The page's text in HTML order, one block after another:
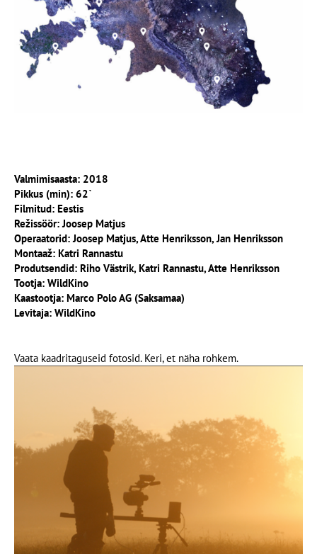
Valmimisaasta: 2018
Pikkus (min): 62`
Filmitud: Eestis
Režissöör: Joosep Matjus
Operaatorid: Joosep Matjus, Atte Henriksson, Jan Henriksson
Montaaž: Katri Rannastu
Produtsendid: Riho Västrik, Katri Rannastu, Atte Henriksson
Tootja: WildKino
Kaastootja: Marco Polo AG (Saksamaa)
Levitaja: WildKino
Vaata kaadritaguseid fotosid. Keri, et näha rohkem.